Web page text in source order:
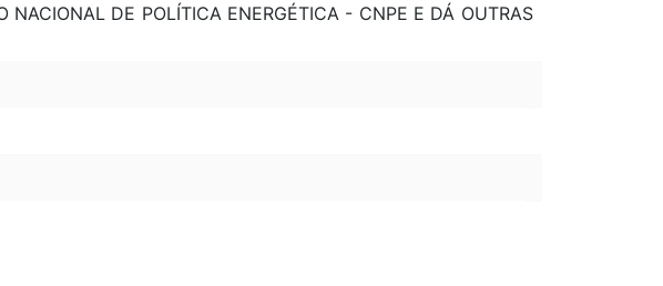
NACIONAL DE POLÍTICA ENERGÉTICA - CNPE E DÁ OUTRAS